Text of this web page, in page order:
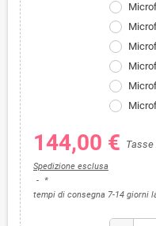
144,00 €
Spedizione esclusa
*
tempi di consegna 7-14 giorni